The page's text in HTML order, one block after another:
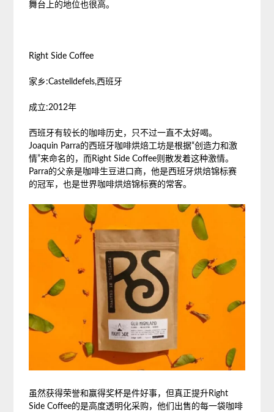
舞台上的地位也很高。
Right Side Coffee
家乡:Castelldefels,西班牙
成立:2012年
西班牙有较长的咖啡历史，只不过一直不太好喝。
Joaquin Parra的西班牙咖啡烘焙工坊是根据“创造力和激
情”来命名的，而Right Side Coffee则散发着这种激情。
Parra的父亲是咖啡生豆进口商，他是西班牙烘焙锦标赛
的冠军，也是世界咖啡烘焙锦标赛的常客。
虽然获得荣誉和赢得奖杯是件好事，但真正提升Right
Side Coffee的是高度透明化采购，他们出售的每一袋咖啡